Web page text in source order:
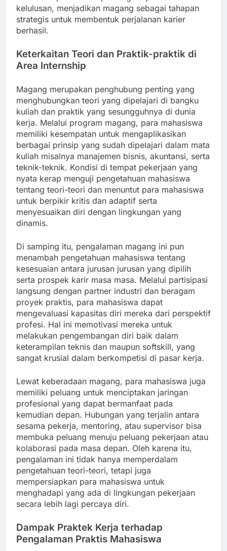
kelulusan, menjadikan magang sebagai tahapan
strategis untuk membentuk perjalanan karier
berhasil.
Keterkaitan Teori dan Praktik-praktik di
Area Internship
Magang merupakan penghubung penting yang
menghubungkan teori yang dipelajari di bangku
kuliah dan praktik yang sesungguhnya di dunia
kerja. Melalui program magang, para mahasiswa
memiliki kesempatan untuk mengaplikasikan
berbagai prinsip yang sudah dipelajari dalam mata
kuliah misalnya manajemen bisnis, akuntansi, serta
teknik-teknik. Kondisi di tempat pekerjaan yang
nyata kerap menguji pengetahuan mahasiswa
tentang teori-teori dan menuntut para mahasiswa
untuk berpikir kritis dan adaptif serta
menyesuaikan diri dengan lingkungan yang
dinamis.
Di samping itu, pengalaman magang ini pun
menambah pengetahuan mahasiswa tentang
kesesuaian antara jurusan jurusan yang dipilih
serta prospek karir masa masa. Melalui partisipasi
langsung dengan partner industri dan beragam
proyek praktis, para mahasiswa dapat
mengevaluasi kapasitas diri mereka dari perspektif
profesi. Hal ini memotivasi mereka untuk
melakukan pengembangan diri baik dalam
keterampilan teknis dan maupun softskill, yang
sangat krusial dalam berkompetisi di pasar kerja.
Lewat keberadaan magang, para mahasiswa juga
memiliki peluang untuk menciptakan jaringan
profesional yang dapat bermanfaat pada
kemudian depan. Hubungan yang terjalin antara
sesama pekerja, mentoring, atau supervisor bisa
membuka peluang menuju peluang pekerjaan atau
kolaborasi pada masa depan. Oleh karena itu,
pengalaman ini tidak hanya memperdalam
pengetahuan teori-teori, tetapi juga
mempersiapkan para mahasiswa untuk
menghadapi yang ada di lingkungan pekerjaan
secara lebih lagi percaya diri.
Dampak Praktek Kerja terhadap
Pengalaman Praktis Mahasiswa